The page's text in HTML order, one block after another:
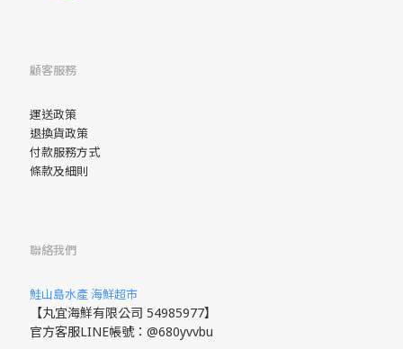
顧客服務
運送政策
退換貨政策
付款服務方式
條款及細則
聯絡我們
鮭山島水產 海鮮超市
【丸宜海鮮有限公司 54985977】
官方客服LINE帳號：@680yvvbu